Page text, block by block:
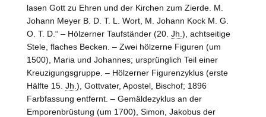
lasen Gott zu Ehren und der Kirchen zum Zierde. M.
Johann Meyer B. D. T. L. Wort, M. Johann Kock M. G.
O. T. D.“ – Hölzerner Taufständer (20. Jh. ), achtseitige
Stele, flaches Becken. – Zwei hölzerne Figuren (um
1500), Maria und Johannes; ursprünglich Teil einer
Kreuzigungsgruppe. – Hölzerner Figurenzyklus (erste
Hälfte 15. Jh. ), Gottvater, Apostel, Bischof; 1896
Farbfassung entfernt. – Gemäldezyklus an der
Emporenbrüstung (um 1700), Simon, Jakobus der